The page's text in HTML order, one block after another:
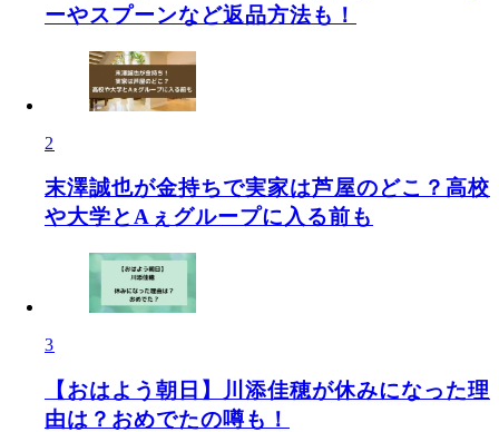
ーやスプーンなど返品方法も！
2
末澤誠也が金持ちで実家は芦屋のどこ？高校
や大学とAぇグループに入る前も
3
【おはよう朝日】川添佳穂が休みになった理
由は？おめでたの噂も！